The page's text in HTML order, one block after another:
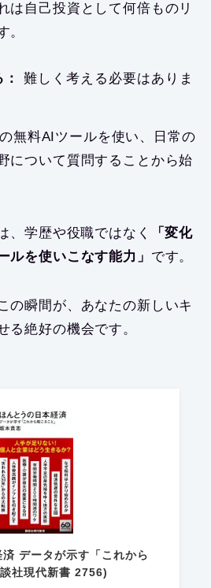
は自己投資として何倍ものリ
。
難しく考える必要はありま
無料AIツールを使い、日常の
について質問することから始
、学歴や役職ではなく
「変化
ルを使いこなす能力」 です。
の瞬間が、あなたの新しいキ
る絶好の機会です。
データが示す「これから
社現代新書 2756)